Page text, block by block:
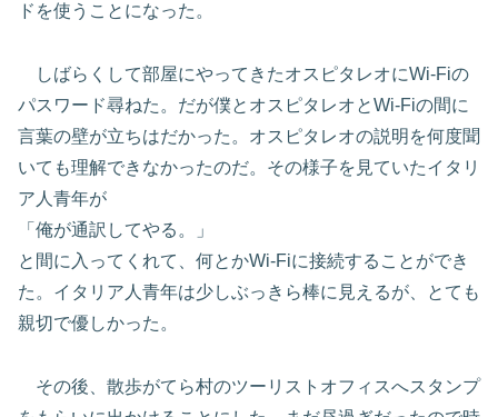
ドを使うことになった。
しばらくして部屋にやってきたオスピタレオにWi-Fiの
パスワード尋ねた。だが僕とオスピタレオとWi-Fiの間に
言葉の壁が立ちはだかった。オスピタレオの説明を何度聞
いても理解できなかったのだ。その様子を見ていたイタリ
ア人青年が
「俺が通訳してやる。」
と間に入ってくれて、何とかWi-Fiに接続することができ
た。イタリア人青年は少しぶっきら棒に見えるが、とても
親切で優しかった。
その後、散歩がてら村のツーリストオフィスへスタンプ